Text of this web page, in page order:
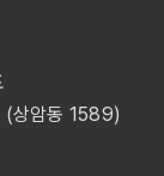
(상암동 1589)